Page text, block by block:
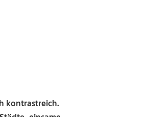
kontrastreich.